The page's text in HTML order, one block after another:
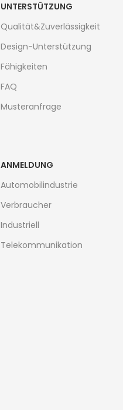
UNTERSTÜTZUNG
Qualität&Zuverlässigkeit
Design-Unterstützung
Fähigkeiten
FAQ
Musteranfrage
ANMELDUNG
Automobilindustrie
Verbraucher
Industriell
Telekommunikation